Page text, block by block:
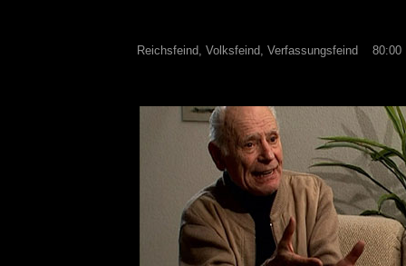
Reichsfeind, Volksfeind, Verfassungsfeind 80:00